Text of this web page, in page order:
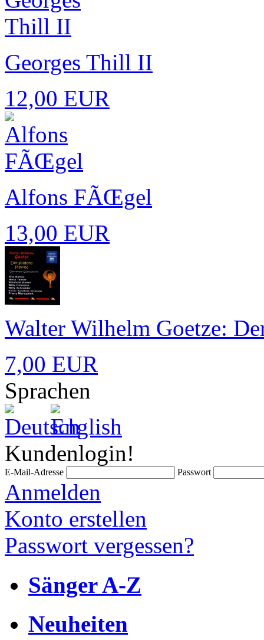
Georges Thill II
12,00 EUR
Alfons FÃŒgel
13,00 EUR
Walter Wilhelm Goetze:
7,00 EUR
Sprachen
Kundenlogin!
E-Mail-Adresse Passwort
Anmelden
Konto erstellen
Passwort vergessen?
Sänger A-Z
Neuheiten